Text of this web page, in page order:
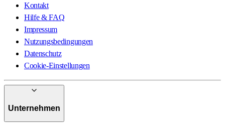
Kontakt
Hilfe & FAQ
Impressum
Nutzungsbedingungen
Datenschutz
Cookie-Einstellungen
Unternehmen